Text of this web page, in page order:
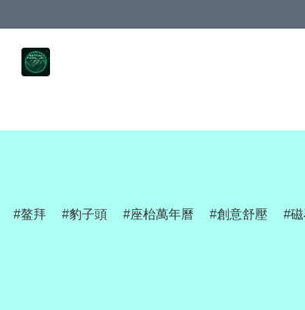
鳌拜 豹子頭 座枱萬年曆 創意舒壓